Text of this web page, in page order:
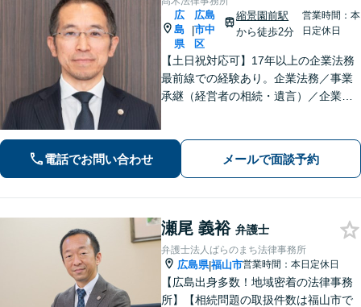
広
島
県
|
広島
市中
区
縮景園前駅
から徒歩2分
営業時間：本
日定休日
【土日祝対応可】17年以上の企業法務
最前線での経験あり。企業法務／事業
承継（経営者の相続・遺言）／企業の
験を活かした的確な対応で、企業の発
展と経営をサポート。顧問契約もお任
電話でお問い合わせ メールで面談予約
瀬尾 義裕 弁護士
弁護士法人ばらのまち法律事務所
広島県|福山市営業時間：本日定休日
【広島出身多数！地域密着の法律事務
所】【相続問題の取扱件数は福山市で